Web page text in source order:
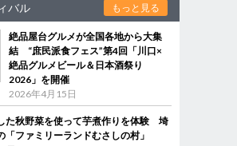
バル もっと見る
絶品屋台グルメが全国各地から大集
結 “庶民派食フェス”第4回「川口×
絶品グルメビール＆日本酒祭り
2026」を開催
2026年4月15日
た秋野菜を使って芋煮作りを体験 埼
「ファミリーランドむさしの村」